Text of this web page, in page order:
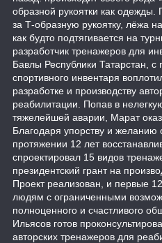
образной рукоятки как
за Т-образную рукоятку, лёжа
как будто подтягивается на
разработчик тренажеров для
Бавлы Республики Татарстан,
спортивного инвентаря
разработке и производству
реабилитации. Попав в
тяжелейшей аварии, Марат
Благодаря упорству и
протяжении 12 лет
спроектировал 15 видов
президентский грант на
Проект реализован, и первые
людям с ограниченными
полноценного и счастливого
Ильясов готов
авторских тренажеров для